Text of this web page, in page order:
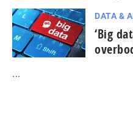
DATA &
‘Big
...